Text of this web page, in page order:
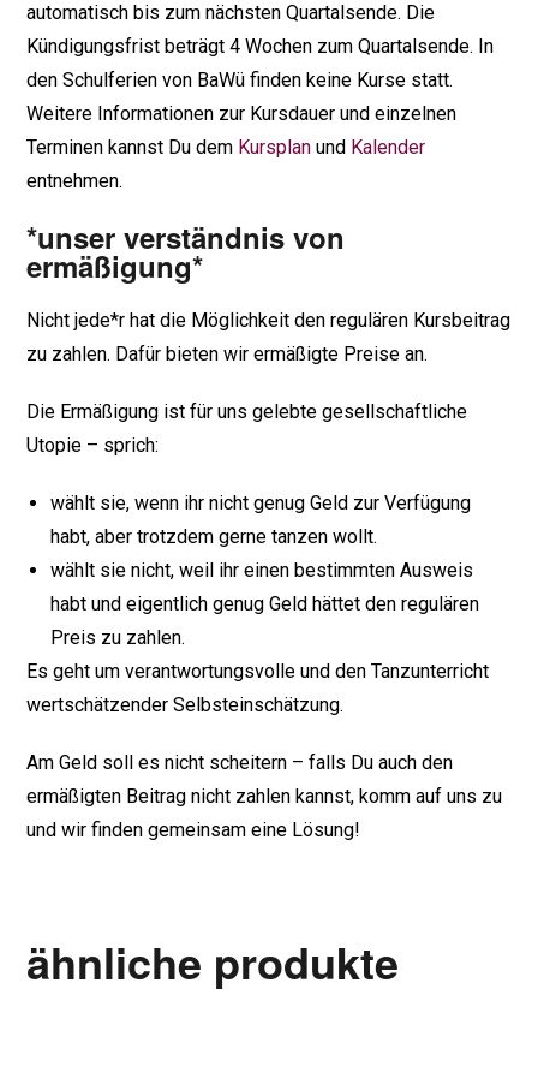
automatisch bis zum nächsten Quartalsende. Die
Kündigungsfrist beträgt 4 Wochen zum Quartalsende. In
den Schulferien von BaWü finden keine Kurse statt.
Weitere Informationen zur Kursdauer und einzelnen
Terminen kannst Du dem Kursplan und Kalender
entnehmen.
*unser verständnis von
ermäßigung*
Nicht jede*r hat die Möglichkeit den regulären Kursbeitrag
zu zahlen. Dafür bieten wir ermäßigte Preise an.
Die Ermäßigung ist für uns gelebte gesellschaftliche
Utopie – sprich:
wählt sie, wenn ihr nicht genug Geld zur Verfügung
habt, aber trotzdem gerne tanzen wollt.
wählt sie nicht, weil ihr einen bestimmten Ausweis
habt und eigentlich genug Geld hättet den regulären
Preis zu zahlen.
Es geht um verantwortungsvolle und den Tanzunterricht
wertschätzender Selbsteinschätzung.
Am Geld soll es nicht scheitern – falls Du auch den
ermäßigten Beitrag nicht zahlen kannst, komm auf uns zu
und wir finden gemeinsam eine Lösung!
ähnliche produkte